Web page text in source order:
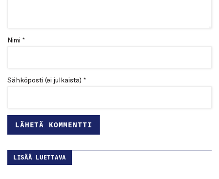
Nimi *
Sähköposti (ei julkaista) *
LISÄÄ LUETTAVA